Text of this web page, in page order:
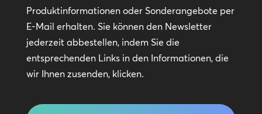
Kontakt
bleiben
Produktinformationen oder Sonderangebote per
E-Mail erhalten. Sie können den Newsletter
jederzeit abbestellen, indem Sie die
entsprechenden Links in den Informationen, die
wir Ihnen zusenden, klicken.